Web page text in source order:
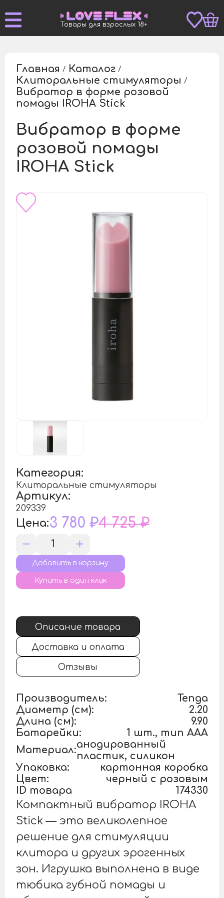
Товары для взрослых 18+
Главная / Каталог /
Клиторальные стимуляторы /
Вибратор в форме розовой
помады IROHA Stick
Вибратор в форме
розовой помады
IROHA Stick
Категория:
Клиторальные стимуляторы
Артикул:
209339
Цена:3 780 ₽4 725 ₽
Купить в один клик
Описание товара
Доставка и оплата
Отзывы
Производитель:
Tenga
Диаметр (см):
2.20
Длина (см):
9.90
Батарейки:
1 шт., тип AAA
Материал:
анодированный
пластик, силикон
Упаковка:
картонная коробка
Цвет:
черный с розовым
ID товара
174330
Компактный вибратор IROHA
Stick — это великолепное
решение для стимуляции
клитора и других эрогенных
зон. Игрушка выполнена в виде
тюбика губной помады и